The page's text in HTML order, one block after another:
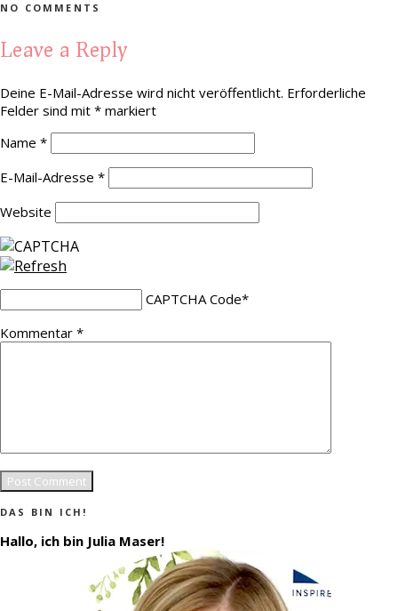
NO COMMENTS
Leave a Reply
Deine E-Mail-Adresse wird nicht veröffentlicht. Erforderliche
Felder sind mit * markiert
Name *
E-Mail-Adresse *
Website
CAPTCHA Code*
Kommentar *
DAS BIN ICH!
Hallo, ich bin Julia Maser!